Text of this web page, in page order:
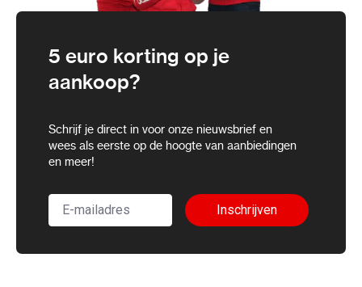
5 euro korting op je
aankoop?
Schrijf je direct in voor onze nieuwsbrief en
wees als eerste op de hoogte van aanbiedingen
en meer!
Inschrijven